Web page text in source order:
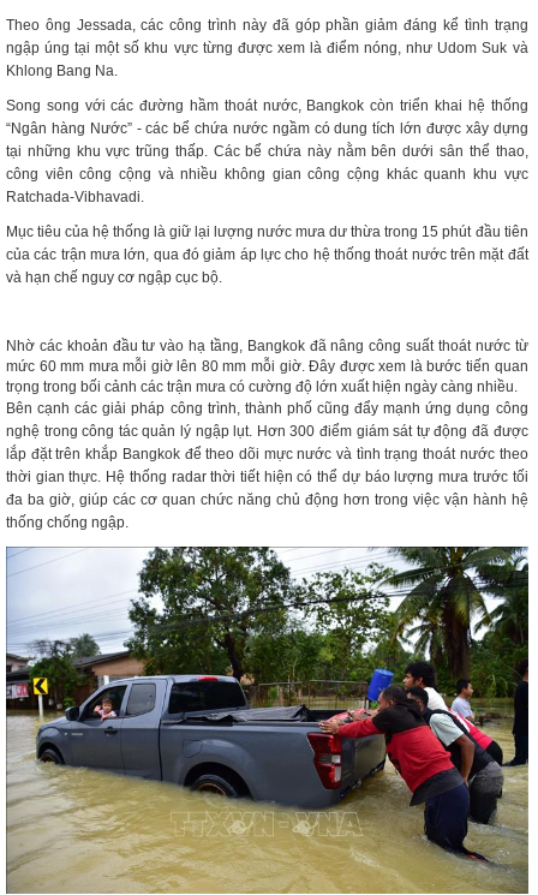
Theo ông Jessada, các công trình này đã góp phần giảm đáng kể tình trạng
ngập úng tại một số khu vực từng được xem là điểm nóng, như Udom Suk và
Khlong Bang Na.
Song song với các đường hầm thoát nước, Bangkok còn triển khai hệ thống
“Ngân hàng Nước” - các bể chứa nước ngầm có dung tích lớn được xây dựng
tại những khu vực trũng thấp. Các bể chứa này nằm bên dưới sân thể thao,
công viên công cộng và nhiều không gian công cộng khác quanh khu vực
Ratchada-Vibhavadi.
Mục tiêu của hệ thống là giữ lại lượng nước mưa dư thừa trong 15 phút đầu tiên
của các trận mưa lớn, qua đó giảm áp lực cho hệ thống thoát nước trên mặt đất
và hạn chế nguy cơ ngập cục bộ.
Nhờ các khoản đầu tư vào hạ tầng, Bangkok đã nâng công suất thoát nước từ
mức 60 mm mưa mỗi giờ lên 80 mm mỗi giờ. Đây được xem là bước tiến quan
trọng trong bối cảnh các trận mưa có cường độ lớn xuất hiện ngày càng nhiều.
Bên cạnh các giải pháp công trình, thành phố cũng đẩy mạnh ứng dụng công
nghệ trong công tác quản lý ngập lụt. Hơn 300 điểm giám sát tự động đã được
lắp đặt trên khắp Bangkok để theo dõi mực nước và tình trạng thoát nước theo
thời gian thực. Hệ thống radar thời tiết hiện có thể dự báo lượng mưa trước tối
đa ba giờ, giúp các cơ quan chức năng chủ động hơn trong việc vận hành hệ
thống chống ngập.